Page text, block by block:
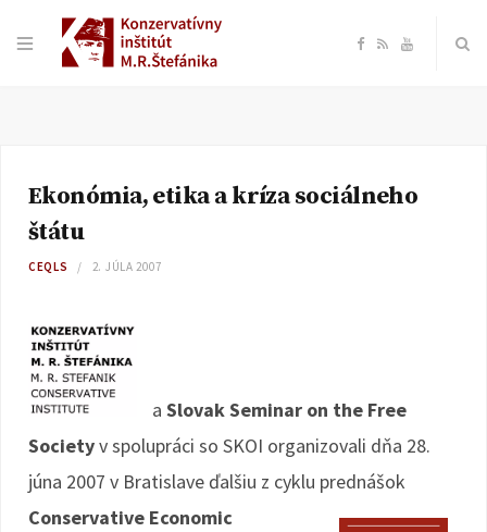
F
e
R Y
T
Ekonómia, etika a kríza sociálneho
štátu
CEQLS 2. JÚLA 2007
a Slovak Seminar on the Free
Societyv spolupráci so SKOI organizovali dňa 28.
júna 2007 v Bratislave ďalšiu z cyklu prednášok
Conservative Economic